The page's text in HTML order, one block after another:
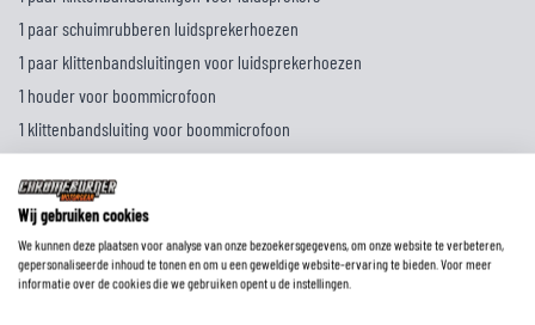
1 paar schuimrubberen luidsprekerhoezen
1 paar klittenbandsluitingen voor luidsprekerhoezen
1 houder voor boommicrofoon
1 klittenbandsluiting voor boommicrofoon
1 klittenbandsluiting voor microfoonhouder
1 klittenbandsluiting voor bedrade microfoon
1 paar rubberen kussentjes
1 paar luidsprekerkussentjes, dik
1 paar luidsprekerkussentjes, dun
Wij gebruiken cookies
We kunnen deze plaatsen voor analyse van onze bezoekersgegevens, om onze website te verbeteren,
gepersonaliseerde inhoud te tonen en om u een geweldige website-ervaring te bieden. Voor meer
informatie over de cookies die we gebruiken opent u de instellingen.